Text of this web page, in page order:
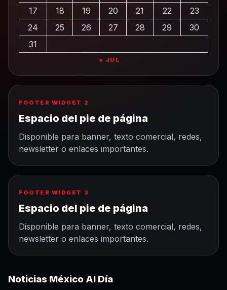
17
18 19 20 21 22
23
24
25 26 27 28 29
30
31
« JUL
FOOTER WIDGET 2
Espacio del pie de página
Disponible para banner, texto comercial, redes,
newsletter o enlaces importantes.
FOOTER WIDGET 3
Espacio del pie de página
Disponible para banner, texto comercial, redes,
newsletter o enlaces importantes.
Noticias México Al Día